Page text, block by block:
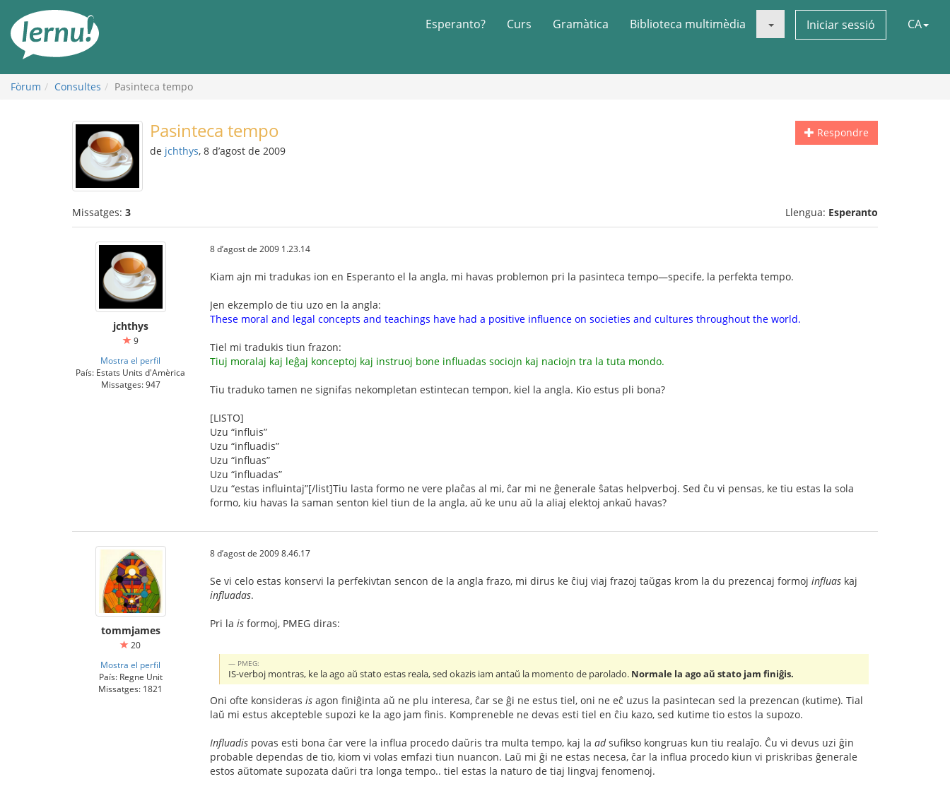
contingut
Esperanto? Curs Gramàtica Biblioteca multimèdia Iniciar sessió CA
Fòrum Consultes Pasinteca tempo
Respondre
Pasinteca tempo
de jchthys, 8 d’agost de 2009
Missatges: 3 Llengua: Esperanto
jchthys
9
Mostra el perfil
País: Estats Units d'Amèrica
Missatges: 947
8 d’agost de 2009 1.23.14
Kiam ajn mi tradukas ion en Esperanto el la angla, mi havas problemon pri la pasinteca tempo—specife, la perfekta tempo.
Jen ekzemplo de tiu uzo en la angla:
These moral and legal concepts and teachings have had a positive influence on societies and cultures throughout the world.
Tiel mi tradukis tiun frazon:
Tiuj moralaj kaj leĝaj konceptoj kaj instruoj bone influadas sociojn kaj naciojn tra la tuta mondo.
Tiu traduko tamen ne signifas nekompletan estintecan tempon, kiel la angla. Kio estus pli bona?
[LISTO]
Uzu “influis”
Uzu “influadis”
Uzu “influas”
Uzu “influadas”
Uzu “estas influintaj”[/list]Tiu lasta formo ne vere plaĉas al mi, ĉar mi ne ĝenerale ŝatas helpverboj. Sed ĉu vi pensas, ke tiu estas la sola
formo, kiu havas la saman senton kiel tiun de la angla, aŭ ke unu aŭ la aliaj elektoj ankaŭ havas?
tommjames
20
Mostra el perfil
País: Regne Unit
Missatges: 1821
8 d’agost de 2009 8.46.17
Se vi celo estas konservi la perfekivtan sencon de la angla frazo, mi dirus ke ĉiuj viaj frazoj taŭgas krom la du prezencaj formoj influas kaj
influadas.
Pri la is formoj, PMEG diras:
PMEG:
IS-verboj montras, ke la ago aŭ stato estas reala, sed okazis iam antaŭ la momento de parolado. Normale la ago aŭ stato jam finiĝis.
Oni ofte konsideras is agon finiĝinta aŭ ne plu interesa, ĉar se ĝi ne estus tiel, oni ne eĉ uzus la pasintecan sed la prezencan (kutime). Tial
laŭ mi estus akcepteble supozi ke la ago jam finis. Kompreneble ne devas esti tiel en ĉiu kazo, sed kutime tio estos la supozo.
Influadis povas esti bona ĉar vere la influa procedo daŭris tra multa tempo, kaj la adsufikso kongruas kun tiu realaĵo. Ĉu vi devus uzi ĝin
probable dependas de tio, kiom vi volas emfazi tiun nuancon. Laŭ mi ĝi ne estas necesa, ĉar la influa procedo kiun vi priskribas ĝenerale
estos aŭtomate supozata daŭri tra longa tempo.. tiel estas la naturo de tiaj lingvaj fenomenoj.